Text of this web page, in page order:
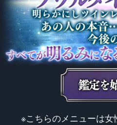
※こちらのメニューは